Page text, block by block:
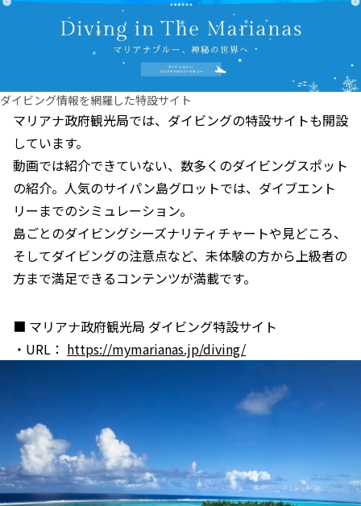
ダイビング情報を網羅した特設サイト
マリアナ政府観光局では、ダイビングの特設サイトも開設
しています。
動画では紹介できていない、数多くのダイビングスポット
の紹介。人気のサイパン島グロットでは、ダイブエント
リーまでのシミュレーション。
島ごとのダイビングシーズナリティチャートや見どころ、
そしてダイビングの注意点など、未体験の方から上級者の
方まで満足できるコンテンツが満載です。
■ マリアナ政府観光局 ダイビング特設サイト
・URL： https://mymarianas.jp/diving/